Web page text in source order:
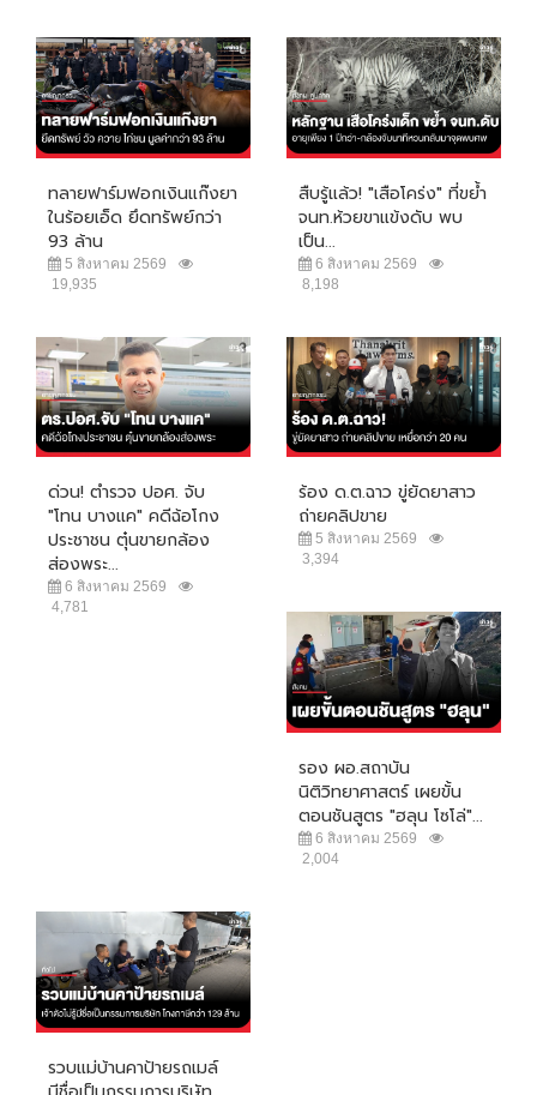
ทลายฟาร์มฟอกเงินแก๊งยา
ในร้อยเอ็ด ยึดทรัพย์กว่า
93 ล้าน
5 สิงหาคม 2569
19,935
สืบรู้แล้ว! "เสือโคร่ง" ที่ขย้ำ
จนท.ห้วยขาแข้งดับ พบ
เป็น...
6 สิงหาคม 2569
8,198
ด่วน! ตำรวจ ปอศ. จับ
"โทน บางแค" คดีฉ้อโกง
ประชาชน ตุ๋นขายกล้อง
ส่องพระ...
6 สิงหาคม 2569
4,781
ร้อง ด.ต.ฉาว ขู่ยัดยาสาว
ถ่ายคลิปขาย
5 สิงหาคม 2569
3,394
รอง ผอ.สถาบัน
นิติวิทยาศาสตร์ เผยขั้น
ตอนชันสูตร "ฮลุน โซโล่"...
6 สิงหาคม 2569
2,004
รวบแม่บ้านคาป้ายรถเมล์